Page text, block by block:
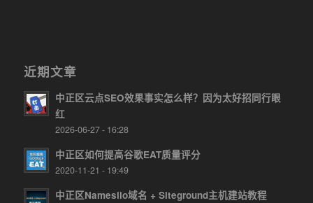
近期文章
中正区云点SEO效果事实怎么样？因为太好招同行眼
红
2026-06-27 - 16:28
中正区如何提高谷歌EAT质量评分
2020-11-21 - 19:49
中正区Namesilo域名 + Siteground主机建站教程